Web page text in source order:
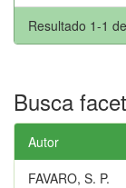
Resultado 1-1
Busca
Autor
FAVARO, S. P.